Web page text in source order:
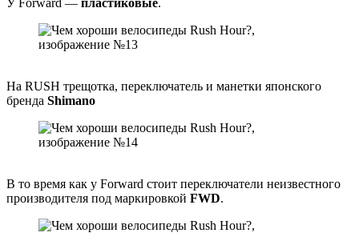
На RUSH трещотка, переключатель и манетки японского
бренда Shimano
В то время как у Forward стоит переключатели неизвестного
производителя под маркировкой FWD.